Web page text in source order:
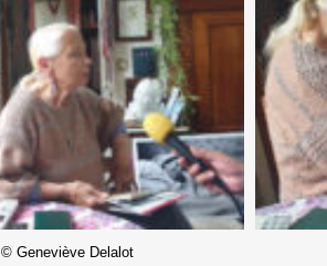
© Geneviève Delalot